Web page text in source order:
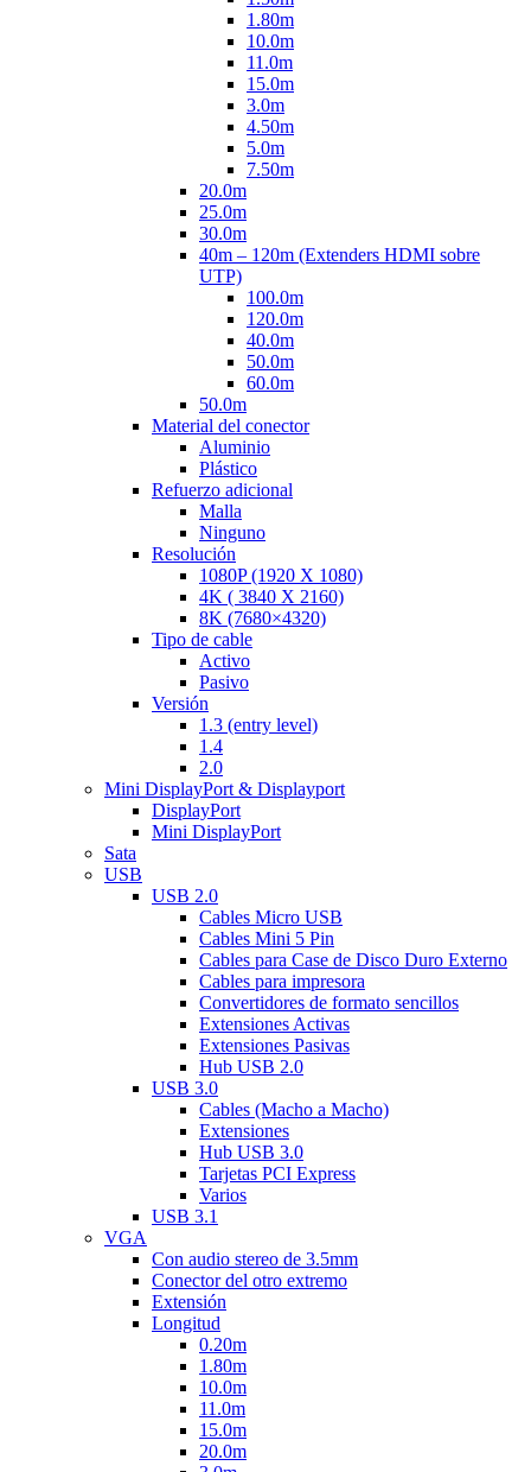
1.80m
10.0m
11.0m
15.0m
3.0m
4.50m
5.0m
7.50m
20.0m
25.0m
30.0m
40m – 120m (Extenders HDMI sobre
UTP)
100.0m
120.0m
40.0m
50.0m
60.0m
50.0m
Material del conector
Aluminio
Plástico
Refuerzo adicional
Malla
Ninguno
Resolución
1080P (1920 X 1080)
4K ( 3840 X 2160)
8K (7680×4320)
Tipo de cable
Activo
Pasivo
Versión
1.3 (entry level)
1.4
2.0
Mini DisplayPort & Displayport
DisplayPort
Mini DisplayPort
Sata
USB
USB 2.0
Cables Micro USB
Cables Mini 5 Pin
Cables para Case de Disco Duro Externo
Cables para impresora
Convertidores de formato sencillos
Extensiones Activas
Extensiones Pasivas
Hub USB 2.0
USB 3.0
Cables (Macho a Macho)
Extensiones
Hub USB 3.0
Tarjetas PCI Express
Varios
USB 3.1
VGA
Con audio stereo de 3.5mm
Conector del otro extremo
Extensión
Longitud
0.20m
1.80m
10.0m
11.0m
15.0m
20.0m